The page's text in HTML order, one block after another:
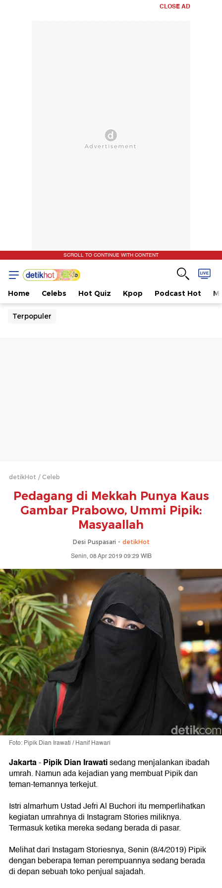
CLOSE AD
SCROLL TO CONTINUE WITH CONTENT
Home Celebs Hot Quiz Kpop Podcast Hot
Terpopuler
detikHot Celeb
Pedagang di Mekkah Punya Kaus
Gambar Prabowo, Ummi Pipik:
Masyaallah
Desi Puspasari - detikHot
Senin, 08 Apr 2019 09:29 WIB
Foto: Pipik Dian Irawati / Hanif Hawari
Jakarta-Pipik Dian Irawatisedang menjalankan ibadah
umrah. Namun ada kejadian yang membuat Pipik dan
teman-temannya terkejut.
Istri almarhum Ustad Jefri Al Buchori itu memperlihatkan
kegiatan umrahnya di Instagram Stories miliknya.
Termasuk ketika mereka sedang berada di pasar.
Melihat dari Instagam Storiesnya, Senin (8/4/2019) Pipik
dengan beberapa teman perempuannya sedang berada
di depan sebuah toko penjual sajadah.